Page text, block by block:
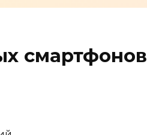
смартфонов